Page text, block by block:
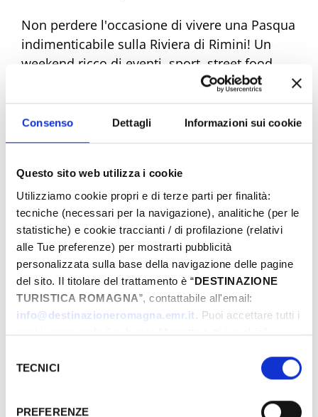
Consenso Dettagli Informazioni sui cookie
Questo sito web utilizza i cookie
Utilizziamo cookie propri e di terze parti per finalità:
tecniche (necessari per la navigazione), analitiche (per le
statistiche) e cookie traccianti / di profilazione (relativi
alle Tue preferenze) per mostrarti pubblicità
personalizzata sulla base della navigazione delle pagine
del sito. Il titolare del trattamento è “DESTINAZIONE
TURISTICA ROMAGNA”, contattabile all'email:
info@destinazioneromagna.emr.it. Puoi accettare tutti i
cookie premendo il pulsante “Accetta tutti i cookie”,
gestire le tue preferenze facendo clic su “Personalizza”.
Qualora acconsenti a tutti i cookie i Tuoi dati potranno
delTECNICI
PREFERENZE
Non perdere l'occasione di vivere una Pasqua
indimenticabile sulla Riviera di Rimini! Un
weekend ricco di eventi, sport, street food,
musica e mercatini ti aspetta. Scopri tutte le
proposte e preparati a vivere emozioni
uniche. Prenota ora la tua Pasqua da sogno!
Eventi di Pasqua Riviera Rimini
Dal
A
Comune